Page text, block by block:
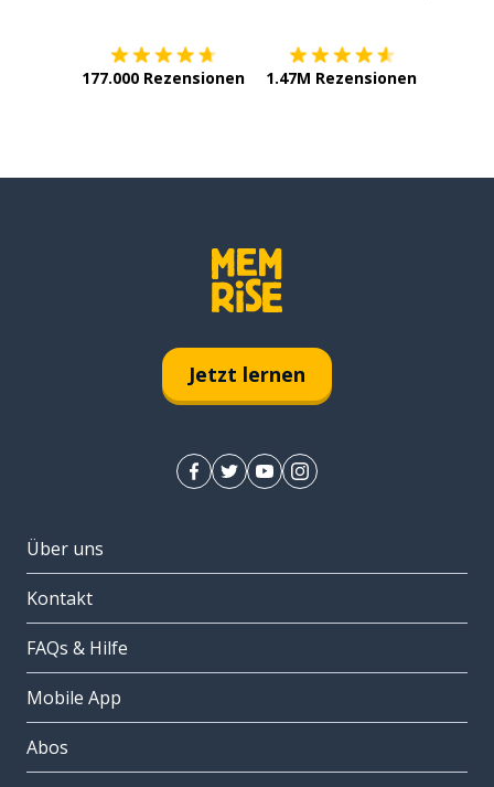
177.000 Rezensionen 1.47M Rezensionen
Jetzt lernen
Über uns
Kontakt
FAQs & Hilfe
Mobile App
Abos